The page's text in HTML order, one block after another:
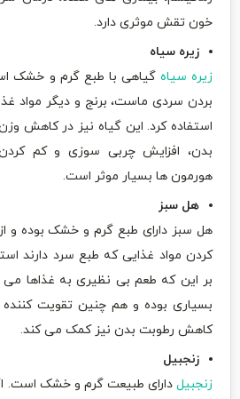
خون تقش موثری دارد.
زیره سیاه
زیره سیاه گیاهی با طبع گرم و خشک
بردن سردی ماست، برنج و دیگر مواد
استفاده کرد. این گیاه نیز در کاهش
بدن، افزایش چربی سوزی و کم
هورمون ها بسیار موثر است.
هل سبز
هل سبز دارای طبع گرم و خشک بوده و
کردن مواد غذایی که طبع سرد دارند
بر این که طعم بی نظیری به غذاها می
بسیاری بوده و هم چنین تقویت
کاهش رطوبت بدن نیز کمک می کند.
زنجبیل
زنجبیل دارای طبیعت گرم و خشک است.